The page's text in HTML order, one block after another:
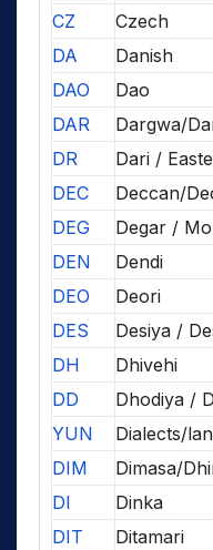
CZ
Czech
DA
Danish
DAO
Dao
DAR
Dargwa/
DR
Dari /
DEC
Deccan/
DEG
Degar /
DEN
Dendi
DEO
Deori
DES
Desiya /
DH
Dhivehi
DD
Dhodiya /
YUN
Dialects/
DIM
Dimasa/
DI
Dinka
DIT
Ditamari